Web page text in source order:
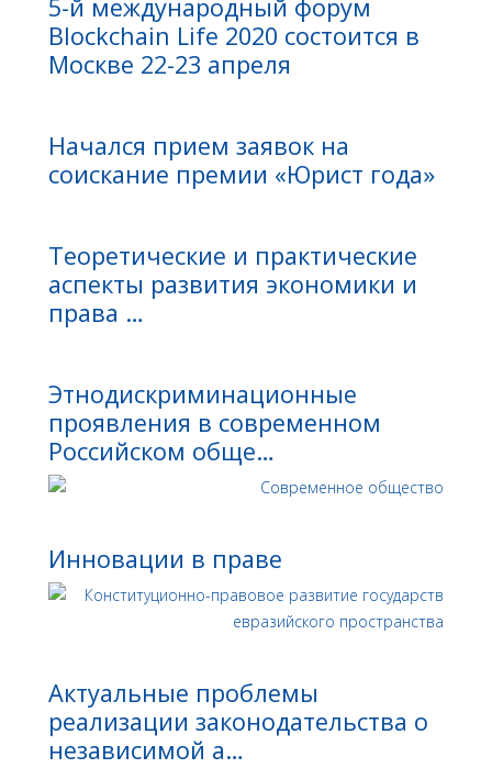
5-й международный форум
Blockchain Life 2020 состоится в
Москве 22-23 апреля
Начался прием заявок на
соискание премии «Юрист года»
Теоретические и практические
аспекты развития экономики и
права …
Этнодискриминационные
проявления в современном
Российском обще…
Инновации в праве
Актуальные проблемы
реализации законодательства о
независимой а…